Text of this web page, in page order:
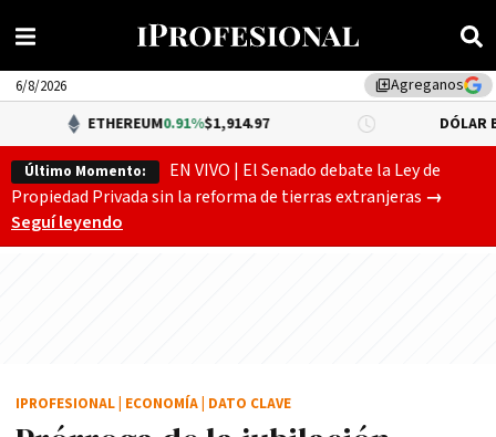
library_addAgreganos
6/8/2026
ETHEREUM0.91%$1,914.97 DÓLAR BNA $1,520.00
Último Momento:
EN VIVO | El Senado debate la Ley de
Propiedad Privada sin la reforma de tierras extranjeras →
Seguí leyendo
IPROFESIONAL ECONOMÍA DATO CLAVE